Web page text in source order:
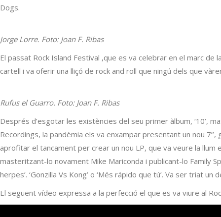
Dogs.
Jorge Lorre. Foto: Joan F. Ribas
El passat Rock Island Festival ,que es va celebrar en el marc de
cartell i va oferir una lliçó de rock and roll que ningú dels que
Rufus el Guarro. Foto: Joan F. Ribas
Després d’esgotar les existències del seu primer àlbum, ‘10’,
Recordings, la pandèmia els va enxampar presentant un nou
aprofitar el tancament per crear un nou LP, que va veure la llum
masteritzant-lo novament Mike Mariconda i publicant-lo Family
herpes’. ‘Gonzilla Vs Kong’ o ‘Més rápido que tú’. Va ser triat
El següent vídeo expressa a la perfecció el que es va viure al